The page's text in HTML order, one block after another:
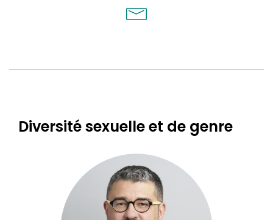
Diversité sexuelle et de genre